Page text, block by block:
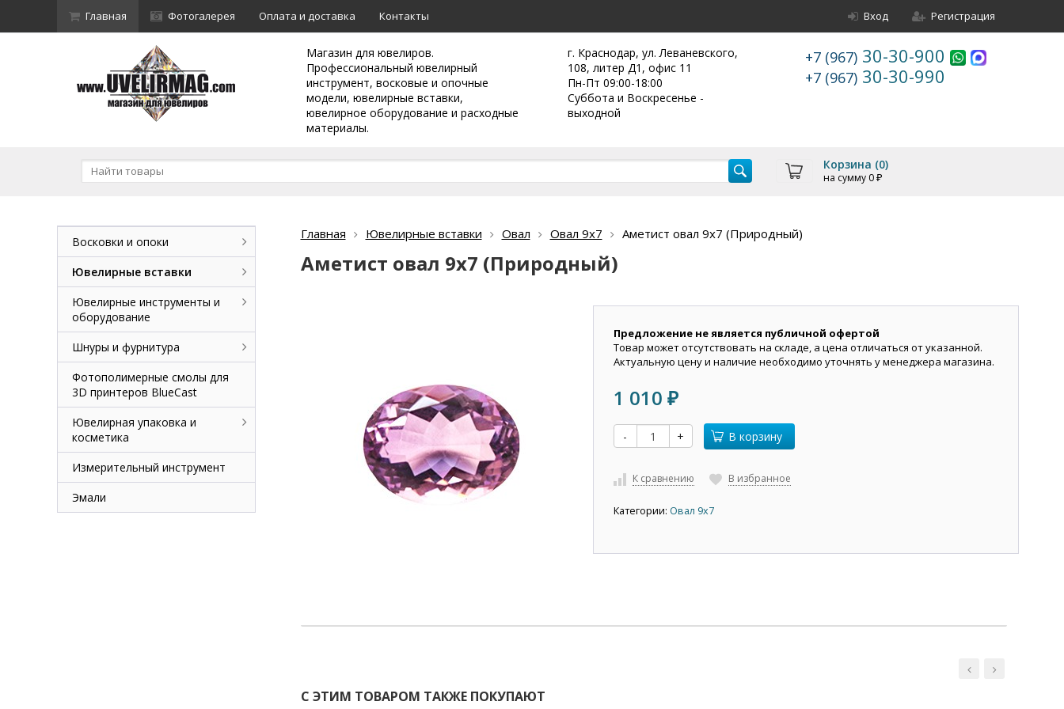
Главная Фотогалерея Оплата и доставка Контакты Вход Регистрация
Магазин для ювелиров.
Профессиональный ювелирный
инструмент, восковые и опочные
модели, ювелирные вставки,
ювелирное оборудование и расходные
материалы.
г. Краснодар, ул. Леваневского,
108, литер Д1, офис 11
Пн-Пт 09:00-18:00
Суббота и Воскресенье -
выходной
+7 (967) 30-30-900
+7 (967) 30-30-990
Корзина (0)
на сумму 0 ₽
Главная Ювелирные вставки Овал Овал 9х7 Аметист овал 9х7 (Природный)
Аметист овал 9х7 (Природный)
Предложение не является публичной офертой
Товар может отсутствовать на складе, а цена отличаться от указанной.
Актуальную цену и наличие необходимо уточнять у менеджера магазина.
1 010 ₽
- + В корзину
К сравнению В избранное
Категории: Овал 9х7
С ЭТИМ ТОВАРОМ ТАКЖЕ ПОКУПАЮТ
Восковки и опоки
Ювелирные вставки
Ювелирные инструменты и
оборудование
Шнуры и фурнитура
Фотополимерные смолы для
3D принтеров BlueCast
Ювелирная упаковка и
косметика
Измерительный инструмент
Эмали